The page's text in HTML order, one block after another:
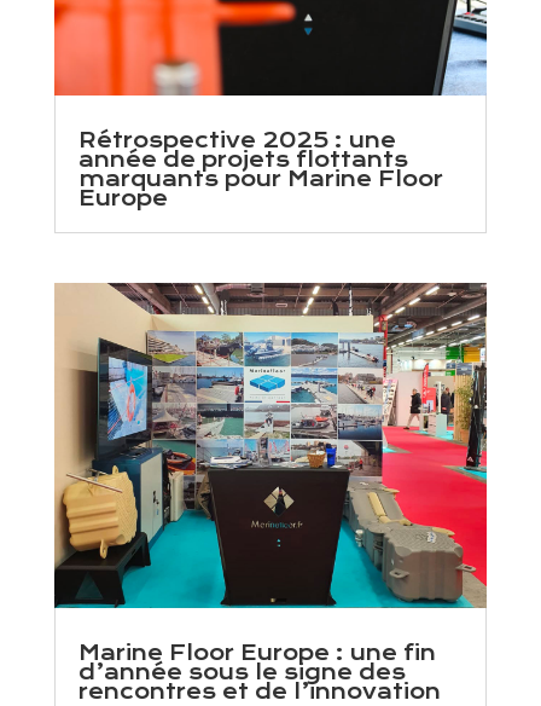
Rétrospective 2025 : une
année de projets flottants
marquants pour Marine Floor
Europe
Marine Floor Europe : une fin
d’année sous le signe des
rencontres et de l’innovation